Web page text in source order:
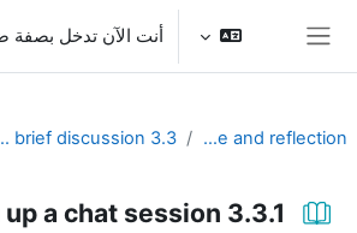
تخطى إلى المحتوى الرئيسي
أنت الآن تدخل
Unit 3 - Dialogue and reflection
brief discussion
3.3.1 Setting up a chat session